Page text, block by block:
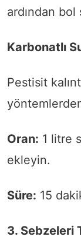
ardından bol
Karbonatlı
Pestisit
Oran: 1 litre
ekleyin.
Süre: 15
3. Sebzeleri